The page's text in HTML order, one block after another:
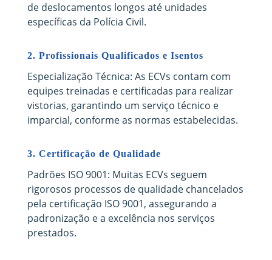
de deslocamentos longos até unidades
específicas da Polícia Civil.
2. Profissionais Qualificados e Isentos
Especialização Técnica: As ECVs contam com
equipes treinadas e certificadas para realizar
vistorias, garantindo um serviço técnico e
imparcial, conforme as normas estabelecidas.
3. Certificação de Qualidade
Padrões ISO 9001: Muitas ECVs seguem
rigorosos processos de qualidade chancelados
pela certificação ISO 9001, assegurando a
padronização e a excelência nos serviços
prestados.